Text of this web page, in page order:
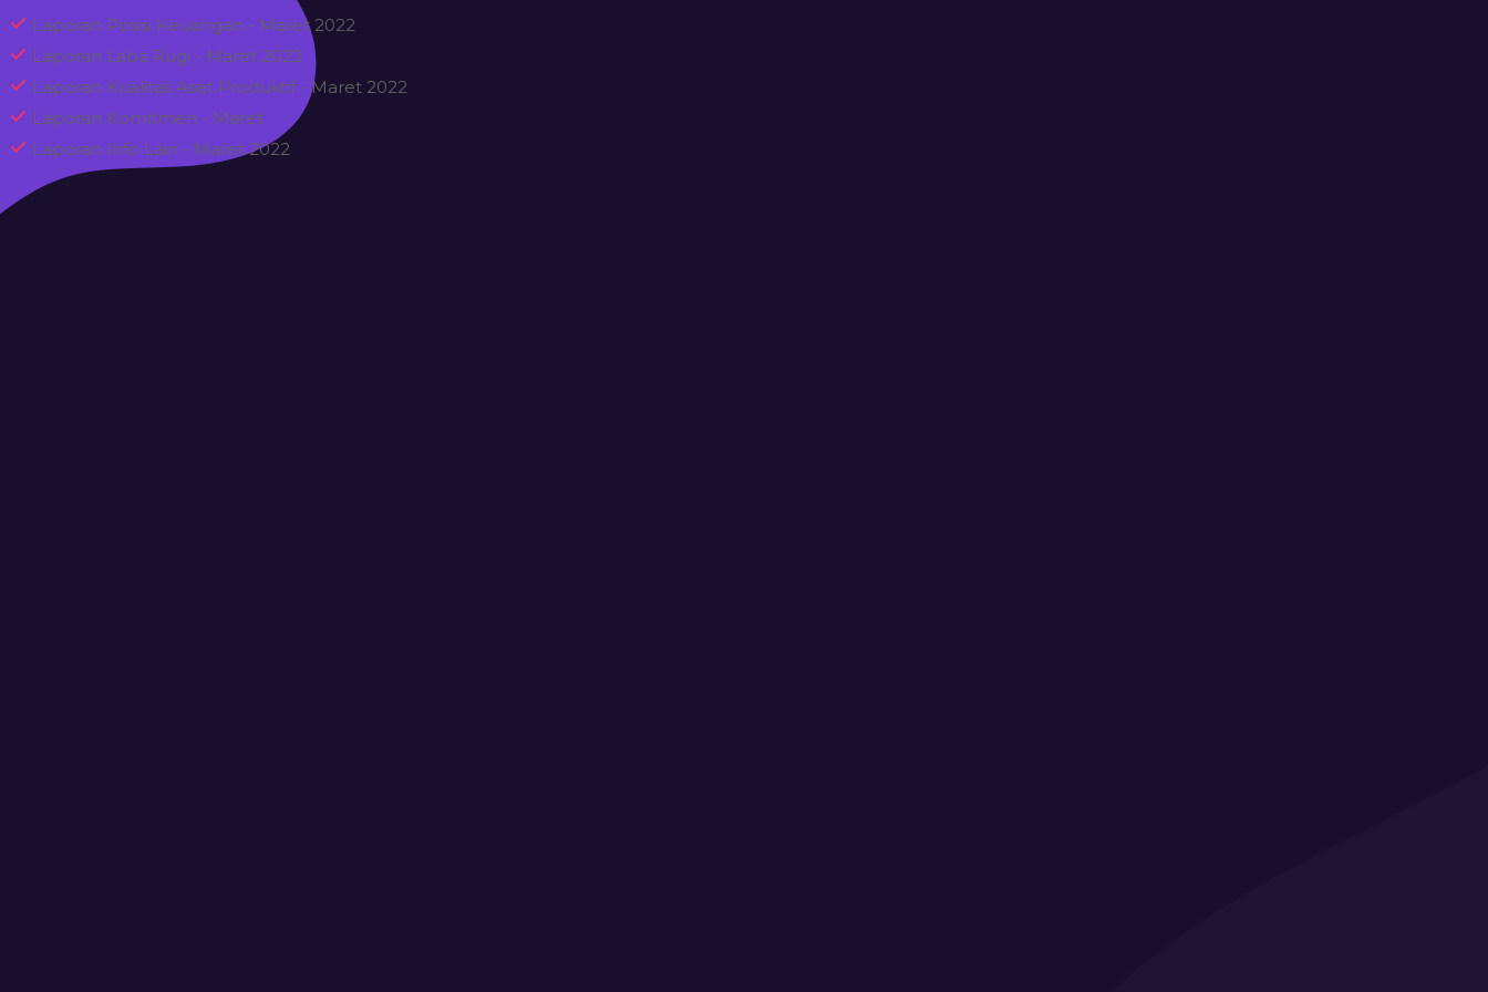
Laporan Posisi Keuangan - Maret 2022
Laporan Laba Rugi - Maret 2022
Laporan Kualitas Aset Produktif - Maret 2022
Laporan Komitmen - Maret
Laporan Info Lain - Maret 2022